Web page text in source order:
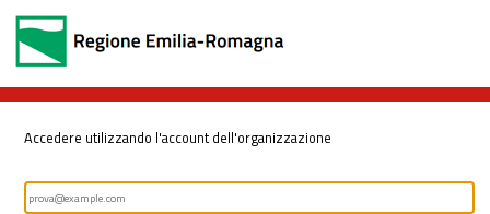
Accedere utilizzando l'account dell'organizzazione